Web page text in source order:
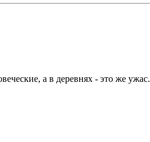
а в деревнях - это же ужас.